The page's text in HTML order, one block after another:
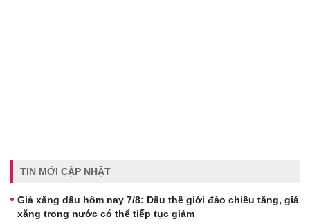
TIN MỚI CẬP NHẬT
Giá xăng dầu hôm nay 7/8: Dầu thế giới đảo chiều tăng, giá
xăng trong nước có thể tiếp tục giảm